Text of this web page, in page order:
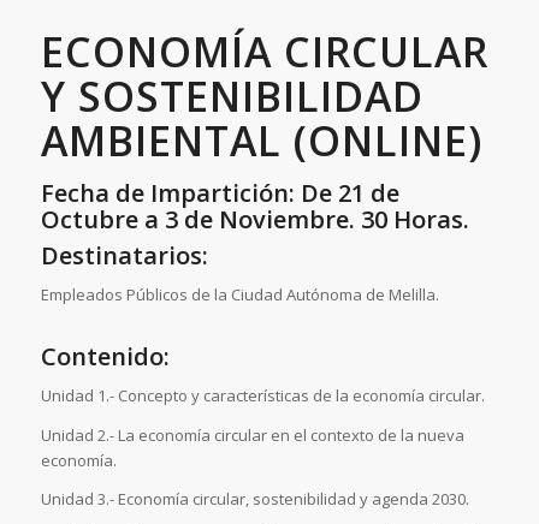
ECONOMÍA CIRCULAR
Y SOSTENIBILIDAD
AMBIENTAL (ONLINE)
Fecha de Impartición: De 21 de
Octubre a 3 de Noviembre. 30 Horas.
Destinatarios:
Empleados Públicos de la Ciudad Autónoma de Melilla.
Contenido:
Unidad 1.- Concepto y características de la economía circular.
Unidad 2.- La economía circular en el contexto de la nueva
economía.
Unidad 3.- Economía circular, sostenibilidad y agenda 2030.